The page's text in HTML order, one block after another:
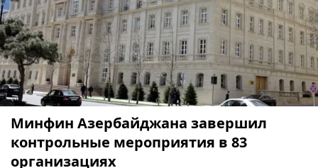
Минфин Азербайджана завершил
контрольные мероприятия в 83
организациях